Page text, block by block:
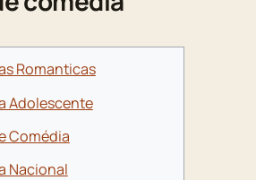
Romanticas
Adolescente
Comédia
Nacional